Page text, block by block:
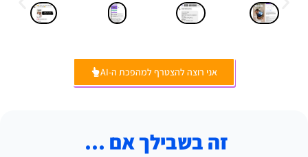
אני רוצה להצטרף למהפכת ה-AI
זה בשבילך אם …